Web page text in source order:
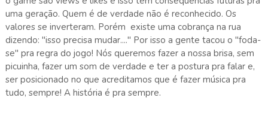
uma geração. Quem é de verdade não é reconhecido. Os
valores se inverteram. Porém existe uma cobrança na rua
dizendo: "isso precisa mudar...." Por isso a gente tacou o "foda-
se" pra regra do jogo! Nós queremos fazer a nossa brisa, sem
picuinha, fazer um som de verdade e ter a postura pra falar e,
ser posicionado no que acreditamos que é fazer música pra
tudo, sempre! A história é pra sempre.